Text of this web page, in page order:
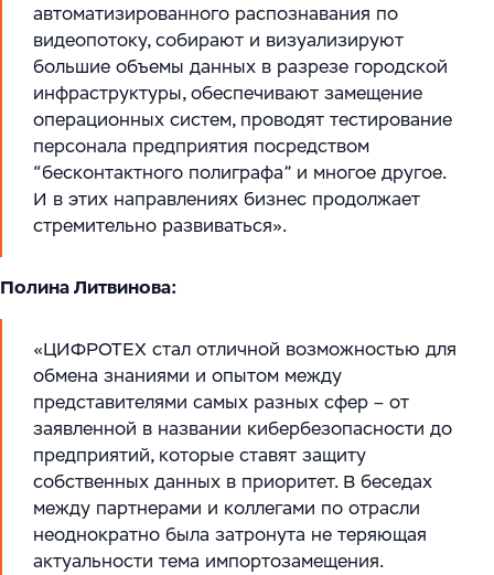
автоматизированного распознавания по
видеопотоку, собирают и визуализируют
большие объемы данных в разрезе городской
инфраструктуры, обеспечивают замещение
операционных систем, проводят тестирование
персонала предприятия посредством
“бесконтактного полиграфа” и многое другое.
И в этих направлениях бизнес продолжает
стремительно развиваться».
Полина Литвинова:
«ЦИФРОТЕХ стал отличной возможностью для
обмена знаниями и опытом между
представителями самых разных сфер – от
заявленной в названии кибербезопасности до
предприятий, которые ставят защиту
собственных данных в приоритет. В беседах
между партнерами и коллегами по отрасли
неоднократно была затронута не теряющая
актуальности тема импортозамещения.